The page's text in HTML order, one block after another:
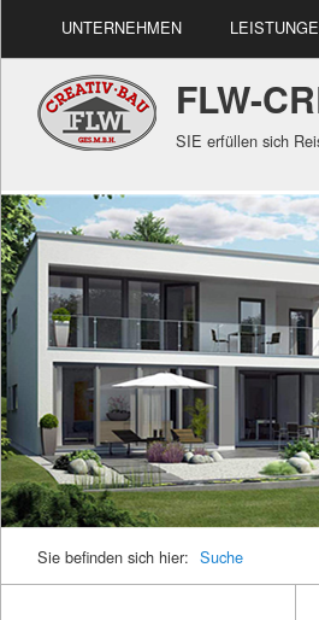
UNTERNEHMEN
FLW-
SIE erfüllen sich
Sie befinden sich hier: Suche